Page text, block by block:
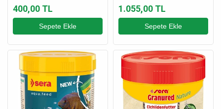
Ml - 100 Gr
400,00 TL
Sepete Ekle
300 Gr
1.055,00 TL
Sepete Ekle